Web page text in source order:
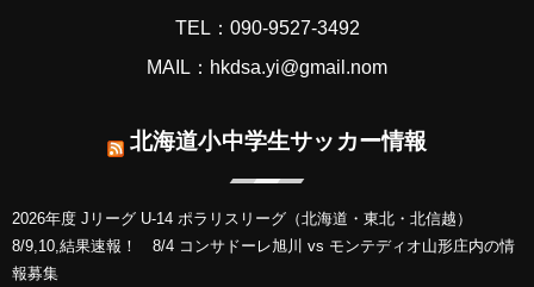
TEL：090-9527-3492
MAIL：hkdsa.yi@gmail.nom
北海道小中学生サッカー情報
2026年度 Jリーグ U-14 ポラリスリーグ（北海道・東北・北信越）
8/9,10,結果速報！ 8/4 コンサドーレ旭川 vs モンテディオ山形庄内の情
報募集